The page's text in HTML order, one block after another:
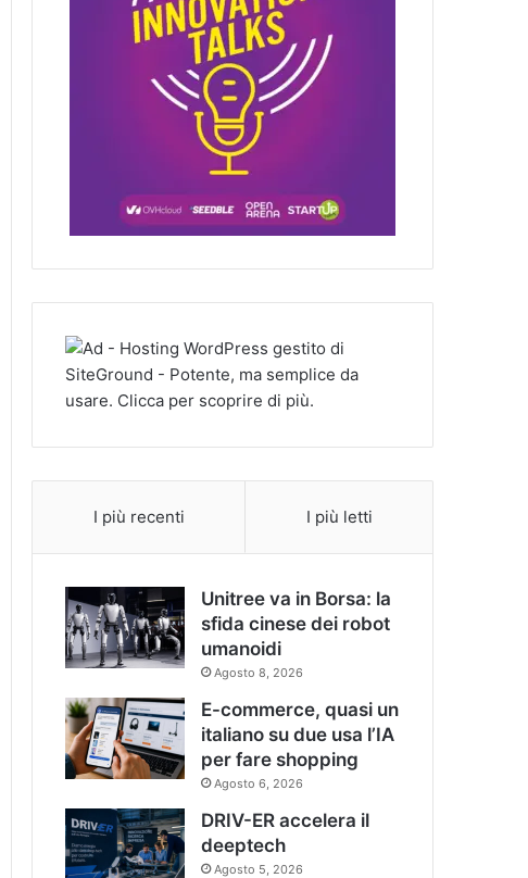
I più recenti I più letti
Unitree va in Borsa: la
sfida cinese dei robot
umanoidi
Agosto 8, 2026
E-commerce, quasi un
italiano su due usa l’IA
per fare shopping
Agosto 6, 2026
DRIV-ER accelera il
deeptech
Agosto 5, 2026